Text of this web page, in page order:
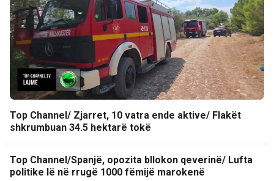
Top Channel/ Zjarret, 10 vatra ende aktive/ Flakët
shkrumbuan 34.5 hektarë tokë
Top Channel/Spanjë, opozita bllokon qeverinë/ Lufta
politike lë në rrugë 1000 fëmijë marokenë